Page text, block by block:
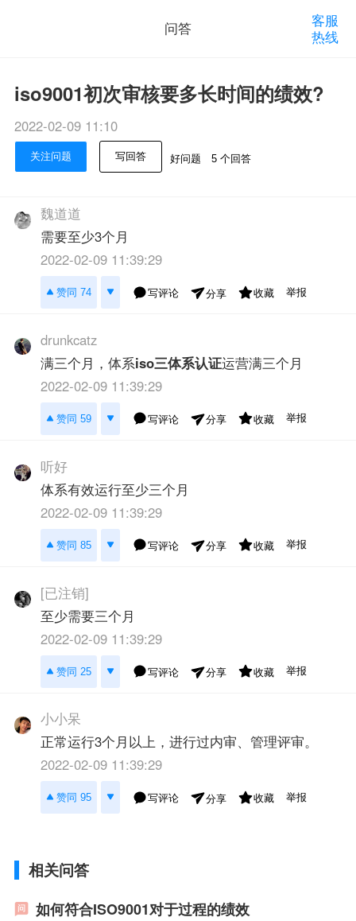
问答
客服
热线
iso9001初次审核要多长时间的绩效?
2022-02-09 11:10
关注问题 写回答 好问题 5 个回答
魏道道
需要至少3个月
2022-02-09 11:39:29
赞同 74 写评论 分享 收藏 举报
drunkcatz
满三个月，体系iso三体系认证运营满三个月
2022-02-09 11:39:29
赞同 59 写评论 分享 收藏 举报
听好
体系有效运行至少三个月
2022-02-09 11:39:29
赞同 85 写评论 分享 收藏 举报
[已注销]
至少需要三个月
2022-02-09 11:39:29
赞同 25 写评论 分享 收藏 举报
小小呆
正常运行3个月以上，进行过内审、管理评审。
2022-02-09 11:39:29
赞同 95 写评论 分享 收藏 举报
相关问答
如何符合ISO9001对于过程的绩效